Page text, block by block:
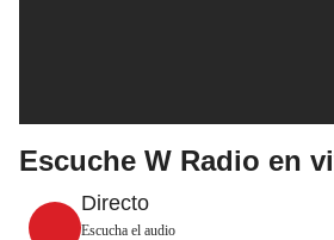
Escuche W Radio en
Directo
Escucha el audio